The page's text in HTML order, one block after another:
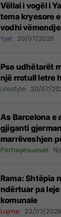
Vëllai i vogël i
tema kryesore
vodhi
Kupës së Botës
Yjet 20/07/2026
Pse udhëtarët
një rrotull letre
Lifestyle 20/07/
As Barcelona e
gjiganti
marrëveshjen
Përfaqësueset
Rama: Shtëpia
ndërtuar pa
komunale
Lajme 22/07/2026